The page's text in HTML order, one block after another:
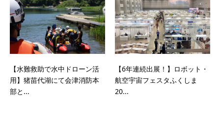
【水難救助で水中ドローン活
用】猪苗代湖にて会津消防本
部と...
【6年連続出展！】ロボット・
航空宇宙フェスタふくしま
20...